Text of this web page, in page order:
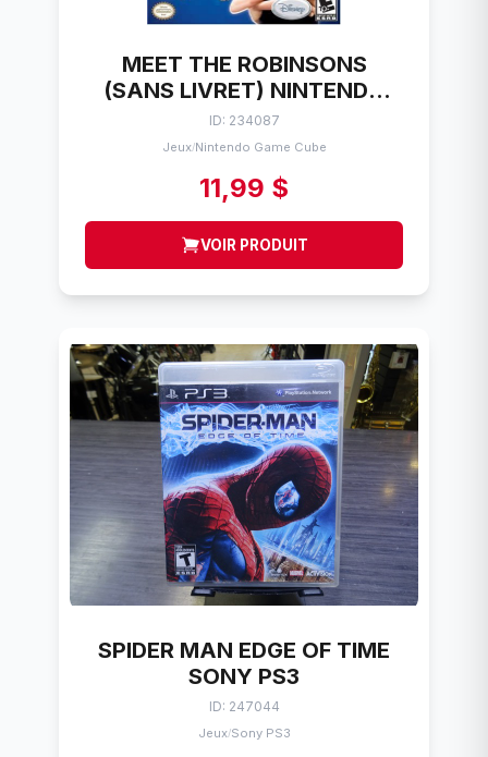
MEET THE ROBINSONS
(SANS LIVRET) NINTENDO
GAME CUBE
ID: 234087
Jeux/Nintendo Game Cube
11,99 $
VOIR PRODUIT
SPIDER MAN EDGE OF TIME
SONY PS3
ID: 247044
Jeux/Sony PS3